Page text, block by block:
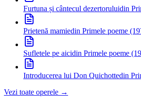
Furtuna și cântecul dezertoruluidin
Prietenă mamiedin Primele poeme
Sufletele pe aicidin Primele poeme
Introducerea lui Don Quichottedin
Vezi toate operele →